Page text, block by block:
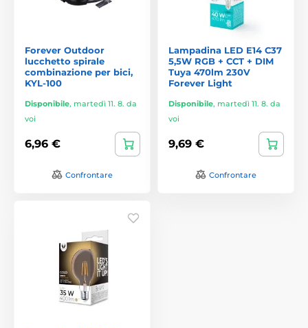
Forever Outdoor
lucchetto spirale
combinazione per bici,
KYL-100
Disponibile, martedì 11. 8. da
voi
6,96 €
Confrontare
Lampadina LED E14 C37
5,5W RGB + CCT + DIM
Tuya 470lm 230V
Forever Light
Disponibile, martedì 11. 8. da
voi
9,69 €
Confrontare